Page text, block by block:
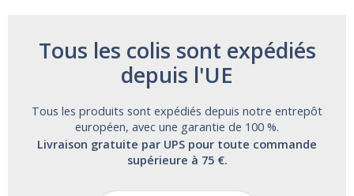
Tous les colis sont expédiés
depuis l'UE
Tous les produits sont expédiés depuis notre entrepôt
européen, avec une garantie de 100 %.
Livraison gratuite par UPS pour toute commande
supérieure à 75 €.